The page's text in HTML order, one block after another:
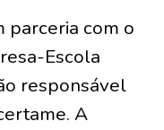
parceria com o
Escola
responsável
A